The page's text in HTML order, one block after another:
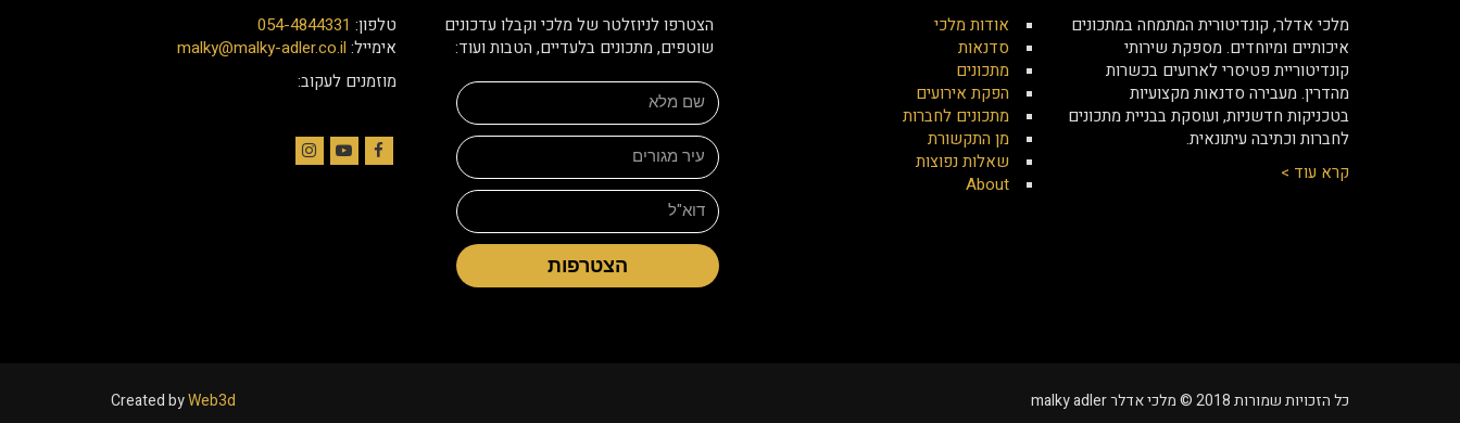
מלכי אדלר, קונדיטורית המתמחה במתכונים
איכותיים ומיוחדים. מספקת שירותי
קונדיטוריית פטיסרי לארועים בכשרות
מהדרין. מעבירה סדנאות מקצועיות
בטכניקות חדשניות, ועוסקת בבניית מתכונים
לחברות וכתיבה עיתונאית.
קרא עוד >
אודות מלכי
סדנאות
מתכונים
הפקת אירועים
מתכונים לחברות
מן התקשורת
שאלות נפוצות
About
הצטרפו לניוזלטר של מלכי וקבלו עדכונים
שוטפים, מתכונים בלעדיים, הטבות ועוד:
הצטרפות
טלפון: 054-4844331
אימייל: malky@malky-adler.co.il
מוזמנים לעקוב:
Created byWeb3d כל הזכויות שמורות 2018 © מלכי אדלר malky adler